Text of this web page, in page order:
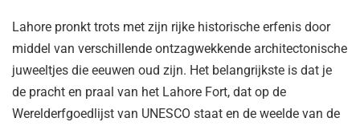
Lahore pronkt trots met zijn rijke historische erfenis door
middel van verschillende ontzagwekkende architectonische
juweeltjes die eeuwen oud zijn. Het belangrijkste is dat je
de pracht en praal van het Lahore Fort, dat op de
Werelderfgoedlijst van UNESCO staat en de weelde van de